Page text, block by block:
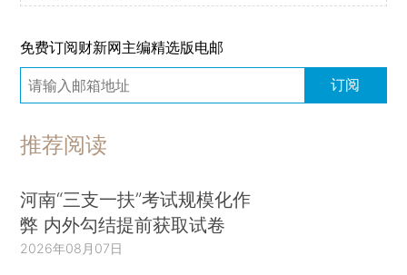
免费订阅财新网主编精选版电邮
订阅
推荐阅读
河南“三支一扶”考试规模化作
弊 内外勾结提前获取试卷
2026年08月07日